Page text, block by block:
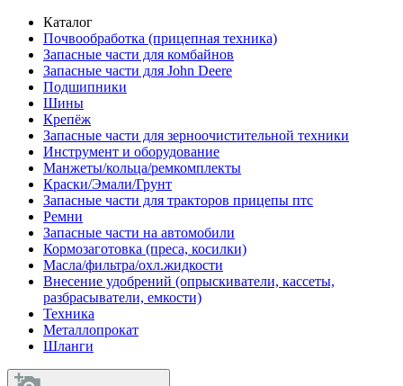
Каталог
Почвообработка (прицепная техника)
Запасные части для комбайнов
Запасные части для John Deere
Подшипники
Шины
Крепёж
Запасные части для зерноочистительной техники
Инструмент и оборудование
Манжеты/кольца/ремкомплекты
Краски/Эмали/Грунт
Запасные части для тракторов прицепы птс
Ремни
Запасные части на автомобили
Кормозаготовка (преса, косилки)
Масла/фильтра/охл.жидкости
Внесение удобрений (опрыскиватели, кассеты,
разбрасыватели, емкости)
Техника
Металлопрокат
Шланги